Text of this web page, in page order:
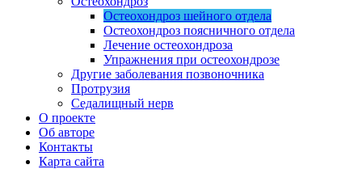
Остеохондроз шейного отдела
Остеохондроз поясничного отдела
Лечение остеохондроза
Упражнения при остеохондрозе
Другие заболевания позвоночника
Протрузия
Седалищный нерв
О проекте
Об авторе
Контакты
Карта сайта